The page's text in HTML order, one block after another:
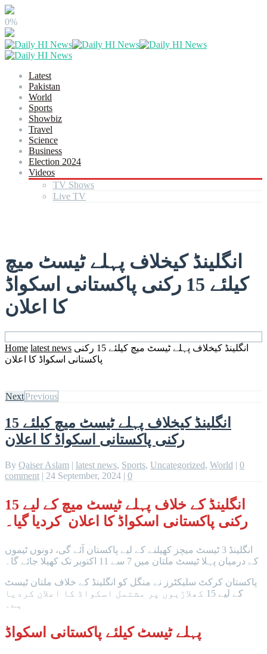
0%
Latest
Pakistan
World
Sports
Showbiz
Travel
Science
Business
Election 2024
Videos
TV Shows
Live TV
انگلینڈ کیخلاف پہلے ٹیسٹ میچ
کیلئے 15 رکنی پاکستانی اسکواڈ
کا اعلان
Home latest news انگلینڈ کیخلاف پہلے ٹیسٹ میچ کیلئے 15 رکنی
پاکستانی اسکواڈ کا اعلان
NextPrevious
انگلینڈ کیخلاف پہلے ٹیسٹ میچ کیلئے 15
رکنی پاکستانی اسکواڈ کا اعلان
By Qaiser Aslam | latest news, Sports, Uncategorized, World | 0
comment | 24 September, 2024 | 0
انگلینڈ کے خلاف پہلے ٹیسٹ میچ کے لیے 15
رکنی پاکستانی اسکواڈ کا اعلان کردیا گیا۔
انگلینڈ 3 ٹیسٹ میچز کھیلنے کے لیے پاکستان آئے گی، دونوں ٹیموں
کے درمیان پہلا ٹیسٹ ملتان میں 7 سے 11 اکتوبر تک کھیلا جائے گا۔
پاکستان کرکٹ سلیکٹرز نے منگل کو انگلینڈ کے خلاف ملتان ٹیسٹ
کے لیے 15 کھلاڑیوں پر مشتمل اسکواڈ کا اعلان کردیا
ہے۔
پہلے ٹیسٹ کیلئے پاکستانی اسکواڈ